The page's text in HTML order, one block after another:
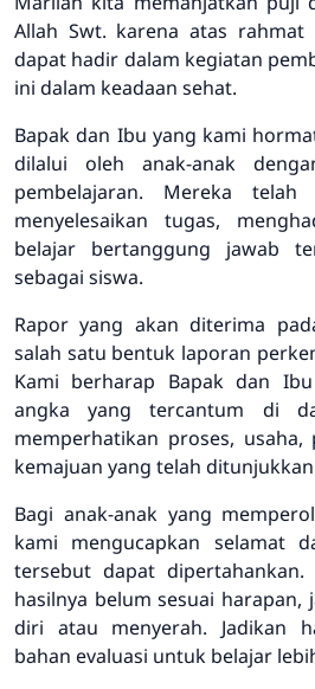
Allah Swt. karena atas rahmat
dapat hadir dalam kegiatan
ini dalam keadaan sehat.
Bapak dan Ibu yang kami
dilalui oleh anak-anak
pembelajaran. Mereka telah
menyelesaikan tugas,
belajar bertanggung jawab
sebagai siswa.
Rapor yang akan diterima
salah satu bentuk laporan
Kami berharap Bapak dan
angka yang tercantum di
memperhatikan proses,
kemajuan yang telah
Bagi anak-anak yang
kami mengucapkan selamat
tersebut dapat dipertahankan.
hasilnya belum sesuai harapan,
diri atau menyerah. Jadikan
bahan evaluasi untuk belajar